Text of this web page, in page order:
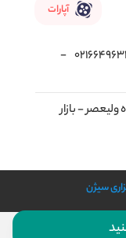
آپارات
-
ولیعصر - بازار
سیژن